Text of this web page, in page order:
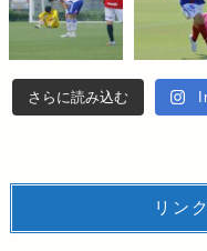
さらに読み込む
リン